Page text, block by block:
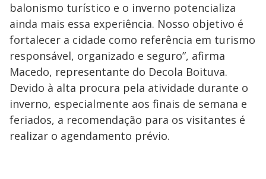
balonismo turístico e o inverno potencializa
ainda mais essa experiência. Nosso objetivo é
fortalecer a cidade como referência em turismo
responsável, organizado e seguro”, afirma
Macedo, representante do Decola Boituva.
Devido à alta procura pela atividade durante o
inverno, especialmente aos finais de semana e
feriados, a recomendação para os visitantes é
realizar o agendamento prévio.